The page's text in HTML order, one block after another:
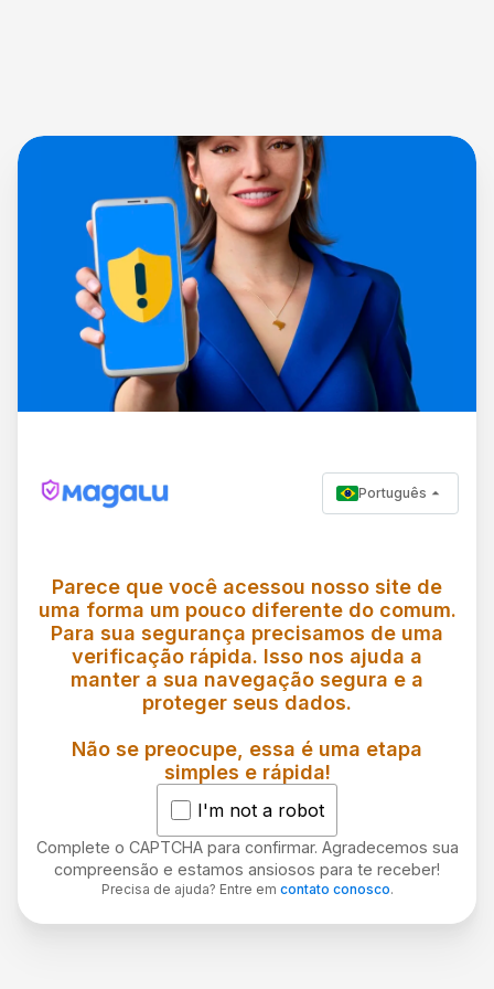
Português
Parece que você acessou nosso site de
uma forma um pouco diferente do comum.
Para sua segurança precisamos de uma
verificação rápida. Isso nos ajuda a
manter a sua navegação segura e a
proteger seus dados.
Não se preocupe, essa é uma etapa
simples e rápida!
I'm not a robot
Complete o CAPTCHA para confirmar. Agradecemos sua
compreensão e estamos ansiosos para te receber!
Precisa de ajuda? Entre em contato conosco.